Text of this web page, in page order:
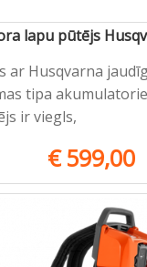
lapu pūtējs
ar Husqvarna
tipa
ir viegls,
€599,00